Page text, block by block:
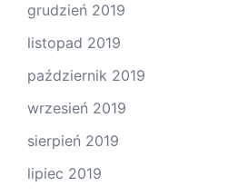
grudzień 2019
listopad 2019
październik 2019
wrzesień 2019
sierpień 2019
lipiec 2019